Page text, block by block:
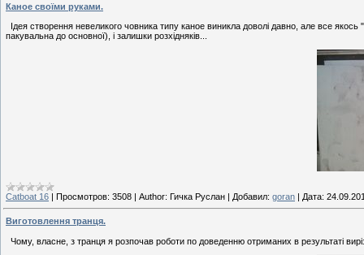
Каное своїми руками.
Ідея створення невеликого човника типу каное виникла доволі давно, але все
пакувальна до основної), і залишки розхідняків...
Catboat 16 | Просмотров: 3508 | Author: Гичка Руслан | Добавил: goran | Дата:
Виготовлення транця.
Чому, власне, з транця я розпочав роботи по доведенню отриманих в результаті